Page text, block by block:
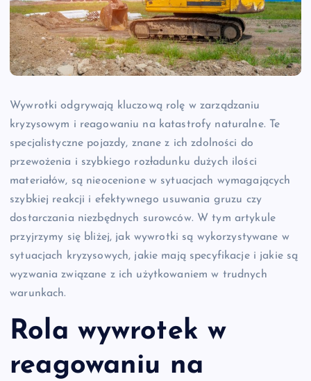
Wywrotki odgrywają kluczową rolę w zarządzaniu
kryzysowym i reagowaniu na katastrofy naturalne. Te
specjalistyczne pojazdy, znane z ich zdolności do
przewożenia i szybkiego rozładunku dużych ilości
materiałów, są nieocenione w sytuacjach wymagających
szybkiej reakcji i efektywnego usuwania gruzu czy
dostarczania niezbędnych surowców. W tym artykule
przyjrzymy się bliżej, jak wywrotki są wykorzystywane w
sytuacjach kryzysowych, jakie mają specyfikacje i jakie są
wyzwania związane z ich użytkowaniem w trudnych
warunkach.
Rola wywrotek w
reagowaniu na